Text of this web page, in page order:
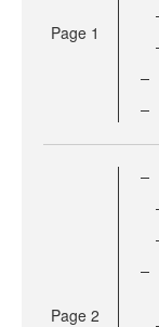
Page 1
Page 2